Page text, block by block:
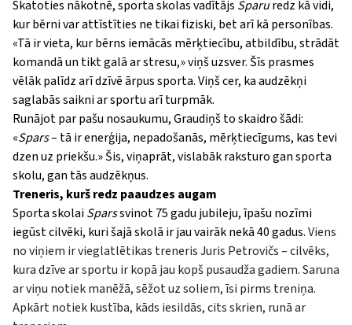
Skatoties nākotnē, sporta skolas vadītājs Sparuredz kā vidi,
kur bērni var attīstīties ne tikai fiziski, bet arī kā personības.
«Tā ir vieta, kur bērns iemācās mērķtiecību, atbildību, strādāt
komandā un tikt galā ar stresu,»viņš uzsver. Šīs prasmes
vēlāk palīdz arī dzīvē ārpus sporta. Viņš cer, ka audzēkņi
saglabās saikni ar sportu arī turpmāk.
Runājot par pašu nosaukumu, Graudiņš to skaidro šādi:
«Spars– tā ir enerģija, nepadošanās, mērķtiecīgums, kas tevi
dzen uz priekšu.»Šis, viņaprāt, vislabāk raksturo gan sporta
skolu, gan tās audzēkņus.
Treneris, kurš redz paaudzes augam
Sporta skolaiSparssvinot 75 gadu jubileju, īpašu nozīmi
iegūst cilvēki, kuri šajā skolā ir jau vairāk nekā 40 gadus.Viens
no viņiem ir vieglatlētikas treneris Juris Petrovičs – cilvēks,
kura dzīve ar sportu ir kopā jau kopš pusaudža gadiem. Saruna
ar viņu notiek manēžā, sēžot uz soliem, īsi pirms treniņa.
Apkārt notiek kustība, kāds iesildās, cits skrien, runā ar